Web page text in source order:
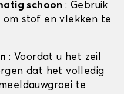
schoon: Gebruik
om stof en vlekken te
: Voordat u het zeil
dat het volledig
te